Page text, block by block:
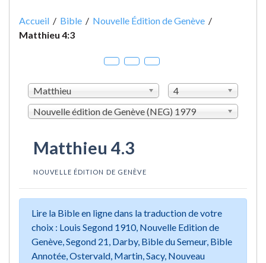
Accueil / Bible / Nouvelle Édition de Genève /
Matthieu 4:3
Matthieu
4
Nouvelle édition de Genève (NEG) 1979
Matthieu 4.3
NOUVELLE ÉDITION DE GENÈVE
Lire la Bible en ligne dans la traduction de votre
choix : Louis Segond 1910, Nouvelle Edition de
Genève, Segond 21, Darby, Bible du Semeur, Bible
Annotée, Ostervald, Martin, Sacy, Nouveau